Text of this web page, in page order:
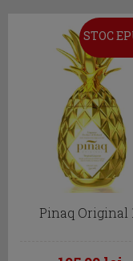
STOC
Pinaq Original